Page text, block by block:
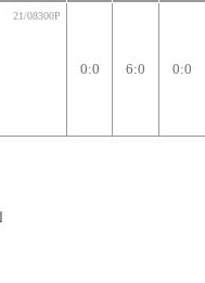
21/08300P
0:0 6:0 0:0